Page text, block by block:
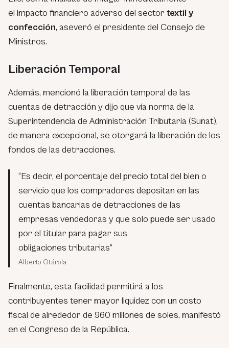
el impacto financiero adverso del sector textil y
confección, aseveró el presidente del Consejo de
Ministros.
Liberación Temporal
Además, mencionó la liberación temporal de las
cuentas de detracción y dijo que vía norma de la
Superintendencia de Administración Tributaria (Sunat),
de manera excepcional, se otorgará la liberación de los
fondos de las detracciones.
“Es decir, el porcentaje del precio total del bien o
servicio que los compradores depositan en las
cuentas bancarias de detracciones de las
empresas vendedoras y que solo puede ser usado
por el titular para pagar sus
obligaciones tributarias”
Alberto Otárola
Finalmente, esta facilidad permitirá a los
contribuyentes tener mayor liquidez con un costo
fiscal de alrededor de 960 millones de soles, manifestó
en el Congreso de la República.